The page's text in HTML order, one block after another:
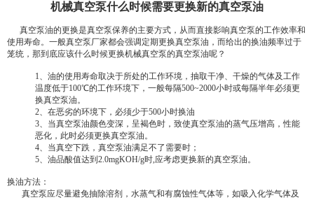
机械真空泵什么时候需要更换新的真空泵油
真空泵油的更换是真空泵保养的主要方式，从而直接影响真空泵的工作效率和
使用寿命。一般真空泵厂家都会强调定期更换真空泵油，而给出的换油频率过于
笼统，那到底应该什么时候更换机械真空泵的真空泵油呢？
1、油的使用寿命取决于所处的工作环境，抽取干净、干燥的气体及工作
温度低于100℃的工作环境下，一般每隔500~2000小时或每隔半年必须更
换真空泵油。
2、在恶劣的环境下，必须少于500小时换油
3、当真空泵油颜色变深，呈褐色时，致使真空泵油的蒸气压增高，性能
恶化，此时必须更换真空泵油。
4、当真空下跌，真空泵油满足不了需要时；
5、油品酸值达到2.0mgKOH/g时,应考虑更换新的真空泵油。
换油方法：
真空泵应尽量避免抽除溶剂，水蒸气和有腐蚀性气体等，如吸入化学气体及